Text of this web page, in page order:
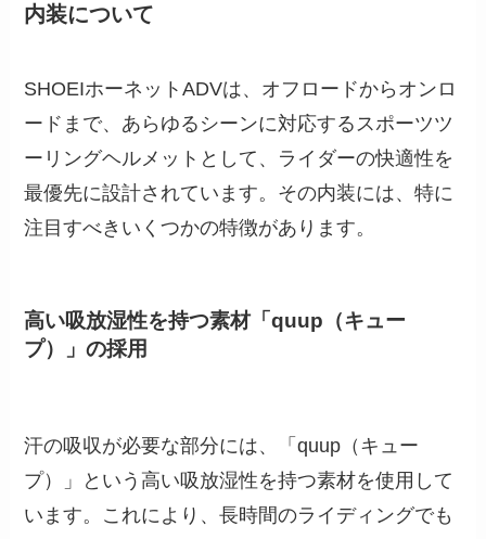
内装について
SHOEIホーネットADVは、オフロードからオンロ
ードまで、あらゆるシーンに対応するスポーツツ
ーリングヘルメットとして、ライダーの快適性を
最優先に設計されています。その内装には、特に
注目すべきいくつかの特徴があります。
高い吸放湿性を持つ素材「quup（キュー
プ）」の採用
汗の吸収が必要な部分には、「quup（キュー
プ）」という高い吸放湿性を持つ素材を使用して
います。これにより、長時間のライディングでも